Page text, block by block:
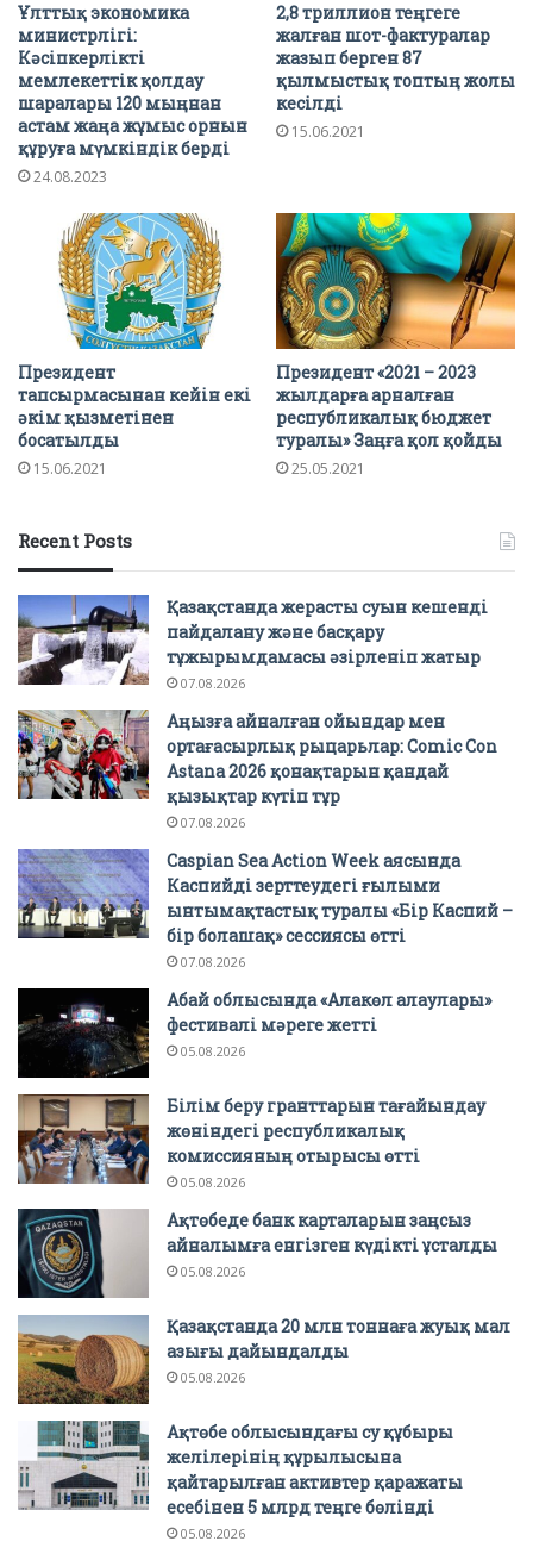
Ұлттық экономика
министрлігі:
Кәсіпкерлікті
мемлекеттік қолдау
шаралары 120 мыңнан
астам жаңа жұмыс орнын
құруға мүмкіндік берді
24.08.2023
2,8 триллион теңгеге
жалған шот-фактуралар
жазып берген 87
қылмыстық топтың жолы
кесілді
15.06.2021
Президент
тапсырмасынан кейін екі
әкім қызметінен
босатылды
15.06.2021
Президент «2021 – 2023
жылдарға арналған
республикалық бюджет
туралы» Заңға қол қойды
25.05.2021
Recent Posts
Қазақстанда жерасты суын кешенді
пайдалану және басқару
тұжырымдамасы әзірленіп жатыр
07.08.2026
Аңызға айналған ойындар мен
ортағасырлық рыцарьлар: Comic Con
Astana 2026 қонақтарын қандай
қызықтар күтіп тұр
07.08.2026
Caspian Sea Action Week аясында
Каспийді зерттеудегі ғылыми
ынтымақтастық туралы «Бір Каспий –
бір болашақ» сессиясы өтті
07.08.2026
Абай облысында «Алакөл алаулары»
фестивалі мәреге жетті
05.08.2026
Білім беру гранттарын тағайындау
жөніндегі республикалық
комиссияның отырысы өтті
05.08.2026
Ақтөбеде банк карталарын заңсыз
айналымға енгізген күдікті ұсталды
05.08.2026
Қазақстанда 20 млн тоннаға жуық мал
азығы дайындалды
05.08.2026
Ақтөбе облысындағы су құбыры
желілерінің құрылысына
қайтарылған активтер қаражаты
есебінен 5 млрд теңге бөлінді
05.08.2026